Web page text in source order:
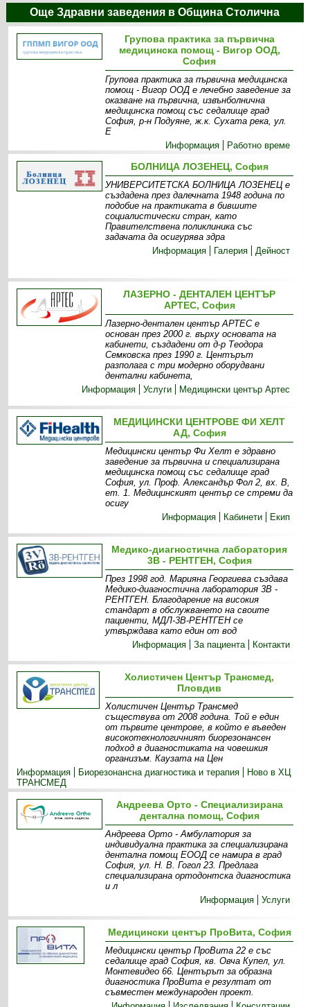
Още Здравни заведения в Община Столична
Групова практика за първична
медицинска помощ - Вигор ООД,
София
Групова практика за първична медицинска
помощ - Вигор ООД е лечебно заведение за
оказване на първична, извънболнична
медицинска помощ със седалище град
София, р-н Подуяне, ж.к. Сухата река, ул.
Е
Информация
Работно време
БОЛНИЦА ЛОЗЕНЕЦ, София
УНИВЕРСИТЕТСКА БОЛНИЦА ЛОЗЕНЕЦ е
създадена през далечната 1948 година по
подобие на практиката в бившите
социалистически стран, като
Правителствена поликлиника със
задачата да осигурява здра
Информация
Галерия Дейност
ЛАЗЕРНО - ДЕНТАЛЕН ЦЕНТЪР
АРТЕС, София
Лазерно-дентален център АРТЕС е
основан през 2000 г. върху основата на
кабинети, създадени от д-р Теодора
Семковска през 1990 г. Центърът
разполага с три модерно оборудвани
дентални кабинета,
Информация
Услуги Медицински център Артес
МЕДИЦИНСКИ ЦЕНТРОВЕ ФИ ХЕЛТ
АД, София
Медицински център Фи Хелт е здравно
заведение за първична и специализирана
медицинска помощ със седалище град
София, ул. Проф. Александър Фол 2, вх. В,
ет. 1. Медицинският център се стреми да
осигу
Информация
Кабинети Екип
Медико-диагностична лаборатория
3В - РЕНТГЕН, София
През 1998 год. Марияна Георгиева създава
Медико-диагностична лаборатория 3В -
РЕНТГЕН. Благодарение на високия
стандарт в обслужването на своите
пациенти, МДЛ-3В-РЕНТГЕН се
утвърждава като един от вод
Информация
За пациента Контакти
Холистичен Център Трансмед,
Пловдив
Холистичен Център Трансмед
съществува от 2008 година. Той е един
от първите центрове, в който е въведен
високотехнологичният биорезонансен
подход в диагностиката на човешкия
организъм. Каузата на Цен
Информация
Биорезонансна диагностика и терапия
Ново в ХЦ
ТРАНСМЕД
Андреева Орто - Специализирана
дентална помощ, София
Андреева Орто - Амбулатория за
индивидуална практика за специализирана
дентална помощ ЕООД се намира в град
София, ул. Н. В. Гогол 23. Предлага
специализирана ортодонтска диагностика
и л
Информация
Услуги
Медицински център ПроВита, София
Медицински център ПроВита 22 е със
седалище град София, кв. Овча Купел, ул.
Монтевидео 66. Центърът за образна
диагностика ПроВита e резултат от
съвместен международен проект.